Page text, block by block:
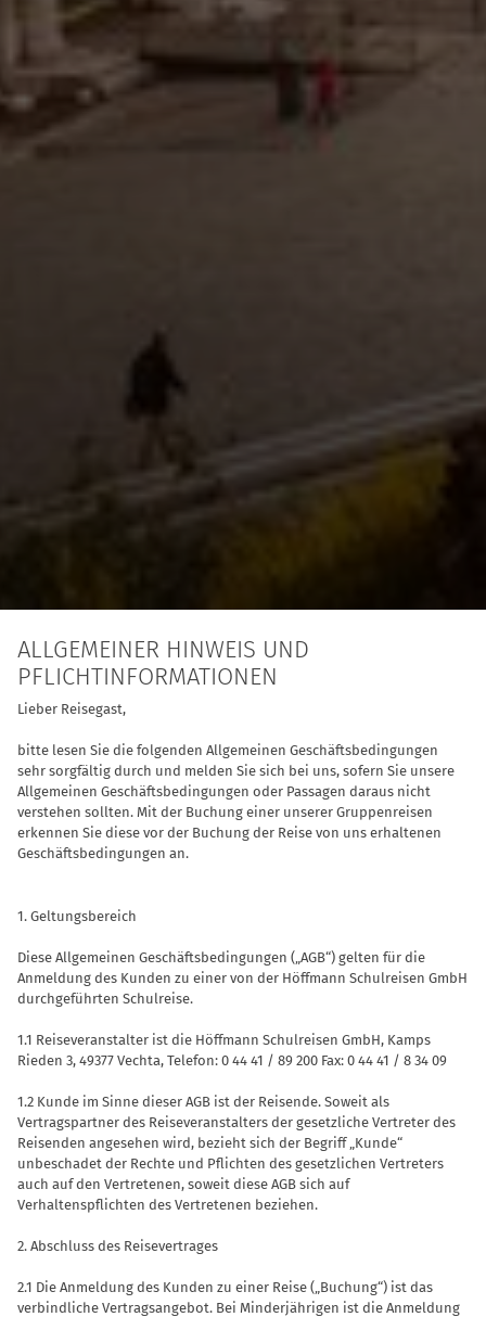
ALLGEMEINER HINWEIS UND
PFLICHTINFORMATIONEN
Lieber Reisegast,
bitte lesen Sie die folgenden Allgemeinen Geschäftsbedingungen
sehr sorgfältig durch und melden Sie sich bei uns, sofern Sie unsere
Allgemeinen Geschäftsbedingungen oder Passagen daraus nicht
verstehen sollten. Mit der Buchung einer unserer Gruppenreisen
erkennen Sie diese vor der Buchung der Reise von uns erhaltenen
Geschäftsbedingungen an.
1. Geltungsbereich
Diese Allgemeinen Geschäftsbedingun­gen („AGB“) gelten für die
Anmeldung des Kunden zu einer von der Höffmann Schulreisen GmbH
durchgeführten Schul­reise.
1.1 Reiseveranstalter ist die Höffmann Schulreisen GmbH, Kamps
Rieden 3, 49377 Vechta, Telefon: 0 44 41 / 89 200 Fax: 0 44 41 / 8 34 09
1.2 Kunde im Sinne dieser AGB ist der Reisende. Soweit als
Vertragspartner des Reiseveranstalters der gesetzliche Vertreter des
Reisenden angesehen wird, bezieht sich der Begriff „Kunde“
unbeschadet der Rechte und Pflichten des gesetzlichen Vertreters
auch auf den Vertretenen, soweit diese AGB sich auf
Verhaltenspflichten des Vertretenen be­ziehen.
2. Abschluss des Reisevertrages
2.1 Die Anmeldung des Kunden zu einer Reise („Buchung“) ist das
verbindliche Vertragsangebot. Bei Minderjährigen ist die Anmeldung